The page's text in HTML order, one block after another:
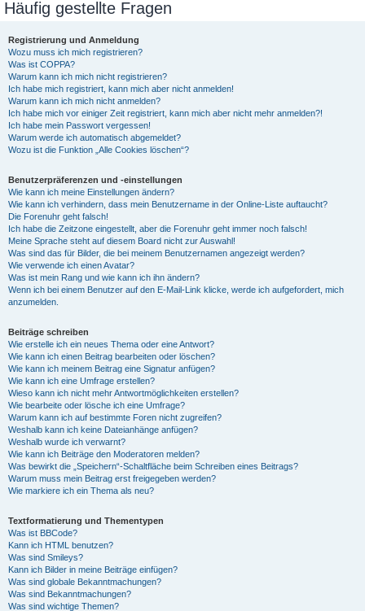
Häufig gestellte Fragen
Registrierung und Anmeldung
Wozu muss ich mich registrieren?
Was ist COPPA?
Warum kann ich mich nicht registrieren?
Ich habe mich registriert, kann mich aber nicht anmelden!
Warum kann ich mich nicht anmelden?
Ich habe mich vor einiger Zeit registriert, kann mich aber nicht mehr anmelden?!
Ich habe mein Passwort vergessen!
Warum werde ich automatisch abgemeldet?
Wozu ist die Funktion „Alle Cookies löschen“?
Benutzerpräferenzen und -einstellungen
Wie kann ich meine Einstellungen ändern?
Wie kann ich verhindern, dass mein Benutzername in der Online-Liste auftaucht?
Die Forenuhr geht falsch!
Ich habe die Zeitzone eingestellt, aber die Forenuhr geht immer noch falsch!
Meine Sprache steht auf diesem Board nicht zur Auswahl!
Was sind das für Bilder, die bei meinem Benutzernamen angezeigt werden?
Wie verwende ich einen Avatar?
Was ist mein Rang und wie kann ich ihn ändern?
Wenn ich bei einem Benutzer auf den E-Mail-Link klicke, werde ich aufgefordert, mich
anzumelden.
Beiträge schreiben
Wie erstelle ich ein neues Thema oder eine Antwort?
Wie kann ich einen Beitrag bearbeiten oder löschen?
Wie kann ich meinem Beitrag eine Signatur anfügen?
Wie kann ich eine Umfrage erstellen?
Wieso kann ich nicht mehr Antwortmöglichkeiten erstellen?
Wie bearbeite oder lösche ich eine Umfrage?
Warum kann ich auf bestimmte Foren nicht zugreifen?
Weshalb kann ich keine Dateianhänge anfügen?
Weshalb wurde ich verwarnt?
Wie kann ich Beiträge den Moderatoren melden?
Was bewirkt die „Speichern“-Schaltfläche beim Schreiben eines Beitrags?
Warum muss mein Beitrag erst freigegeben werden?
Wie markiere ich ein Thema als neu?
Textformatierung und Thementypen
Was ist BBCode?
Kann ich HTML benutzen?
Was sind Smileys?
Kann ich Bilder in meine Beiträge einfügen?
Was sind globale Bekanntmachungen?
Was sind Bekanntmachungen?
Was sind wichtige Themen?